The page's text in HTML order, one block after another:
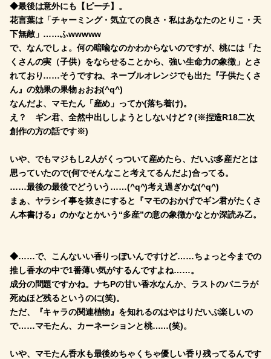
◆最後は意外にも【ピーチ】。
花言葉は「チャーミング・気立ての良さ・私はあなたのとりこ・天
下無敵」……ふwwwww
で、なんでしょ。何の暗喩なのかわからないのですが、桃には「た
くさんの実（子供）をならせることから、強い生命力の象徴」とさ
れており……そうですね、ネーブルオレンジでも出た『子供たくさ
ん』の効果の果物ぉおお(^q^)
なんだよ、マモたん「産め」ってか(落ち着け)。
え？ ギン君、全然中出ししようとしないけど？(※捏造R18二次
創作の方の話です※)
いや、でもマジもし2人がくっついて産めたら、だいぶ多産だとは
思っていたので(何でそんなこと考えてるんだよ)合ってる。
……最後の最後でどういう……(^q^)考え過ぎかな(^q^)
まぁ、ヤラシイ事を抜きにすると『マモのおかげでギン君がたくさ
ん本書ける』のかなとかいう“多産”の意の象徴かなとか深読み乙。
◆……で、こんないい香りっぽいんですけど……ちょっと今までの
推し香水の中で1番薄い気がするんですよね……。
成分の問題ですかね。ナちPの甘い香水なんか、ラストのバニラが
死ぬほど残るというのに(笑)。
ただ、『キャラの関連植物』を知れるのはやはりだいぶ楽しいの
で……マモたん、カーネーションと桃……(笑)。
いや、マモたん香水も最後めちゃくちゃ優しい香り残ってるんです